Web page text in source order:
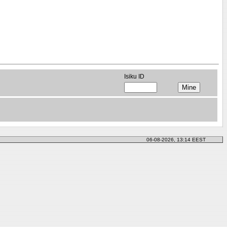
Isiku ID
06-08-2026, 13:14 EEST